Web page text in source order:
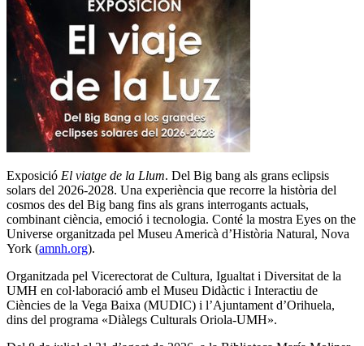
Exposició El viatge de la Llum. Del Big bang als grans eclipsis
solars del 2026-2028. Una experiència que recorre la història del
cosmos des del Big bang fins als grans interrogants actuals,
combinant ciència, emoció i tecnologia. Conté la mostra Eyes on the
Universe organitzada pel Museu Americà d’Història Natural, Nova
York (amnh.org).
Organitzada pel Vicerectorat de Cultura, Igualtat i Diversitat de la
UMH en col·laboració amb el Museu Didàctic i Interactiu de
Ciències de la Vega Baixa (MUDIC) i l’Ajuntament d’Orihuela,
dins del programa «Diàlegs Culturals Oriola-UMH».